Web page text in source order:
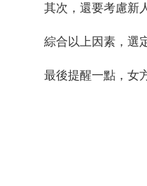
其次，還要考慮新
綜合以上因素，選
最後提醒一點，女